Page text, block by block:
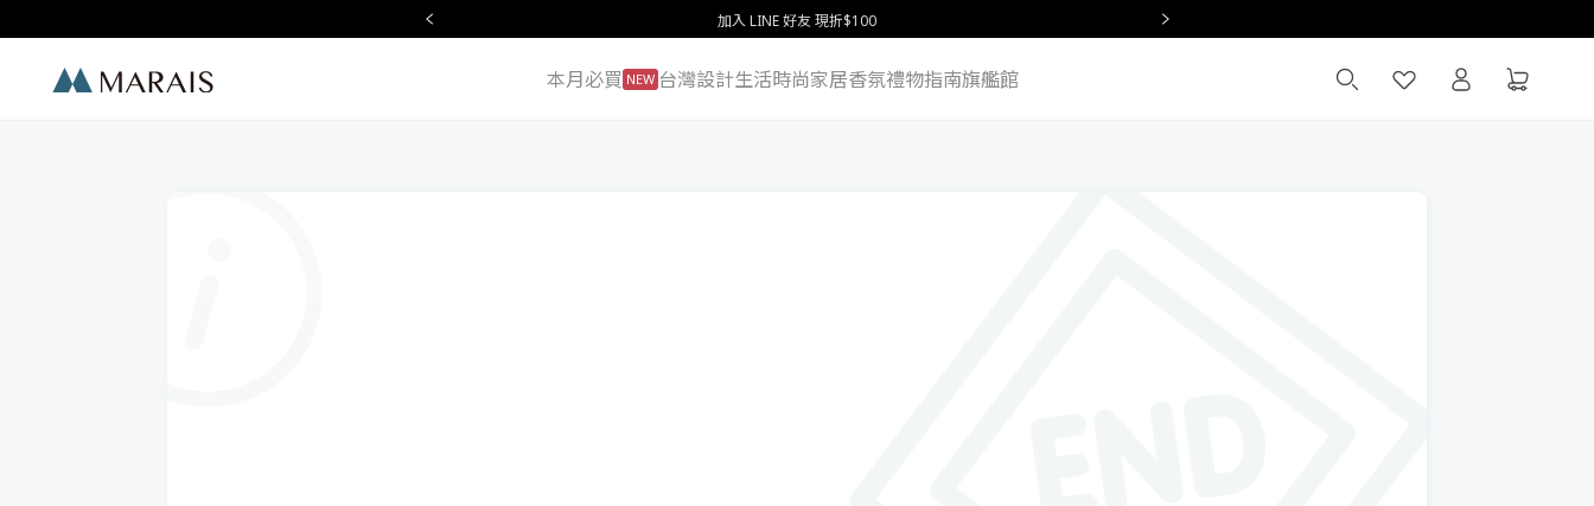
加入 LINE 好友 現折$100
Marais 本月必買 NEW 台灣設計生活時尚家居香氛禮物指南旗艦館